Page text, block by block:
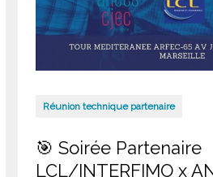
Réunion technique partenaire
🎯 Soirée Partenaire
LCL/INTERFIMO x